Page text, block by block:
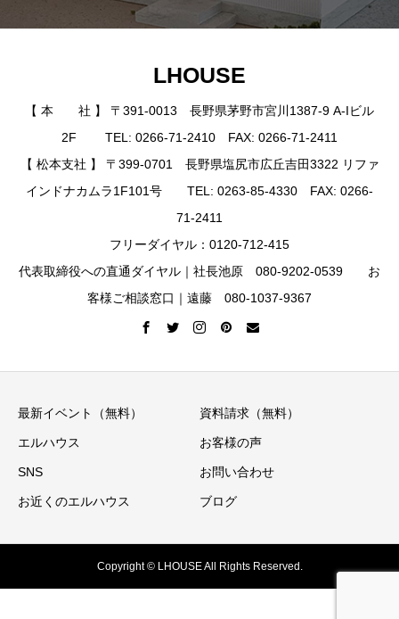
LHOUSE
【 本 社 】 〒391-0013 長野県茅野市宮川1387-9 A-Iビル
2F TEL: 0266-71-2410 FAX: 0266-71-2411
【 松本支社 】 〒399-0701 長野県塩尻市広丘吉田3322 リファ
インドナカムラ1F101号 TEL: 0263-85-4330 FAX: 0266-
71-2411
フリーダイヤル：0120-712-415
代表取締役への直通ダイヤル｜社長池原 080-9202-0539 お
客様ご相談窓口｜遠藤 080-1037-9367
最新イベント（無料） 資料請求（無料）
エルハウス お客様の声
SNS お問い合わせ
お近くのエルハウス ブログ
Copyright © LHOUSE All Rights Reserved.